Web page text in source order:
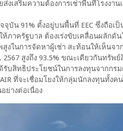
งเสริมความต้องการเช่าพื้นที่โรงงา
บัน 91% ตั้งอยู่บนพื้นที่ EEC ซึ่งถือเ
ภาครัฐบาล ต้องเร่งขับเคลื่อนผลักดั
งในการจัดหาผู้เช่า สะท้อนให้เห็นจา
สูงถึง 93.5% ขณะเดียวกันทรัพ
รับสิทธิประโยชน์ในการลงทุนจากกร
ที่จะเชื่อมโยงให้กลุ่มนักลงทุนทั้ง
ย่างต่อเนื่อง